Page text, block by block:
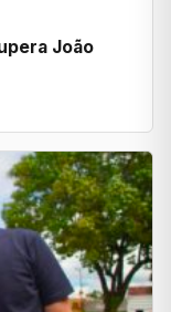
João